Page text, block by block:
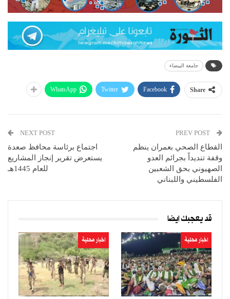
جامعة البيضاء
Share
Facebook
Twitter
WhatsApp
القطاع الصحي بعمران ينظم
وقفة تنديداً بجرائم العدو
الصهيوني بحق الشعبين
الفلسطيني واللبناني
NEXT POST
اجتماع برئاسة محافظ صعدة
يستعرض تقرير إنجاز المشاريع
للعام 1445هـ
قد يعجبك ايضا
اخبار محلية اخبار محلية